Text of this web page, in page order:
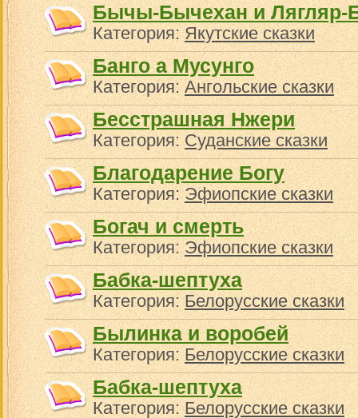
Бычы-Бычехан и Лягляр-
Категория:Якутские сказки
Банго а Мусунго
Категория:Ангольские сказки
Бесстрашная Нжери
Категория:Суданские сказки
Благодарение Богу
Категория:Эфиопские сказки
Богач и смерть
Категория:Эфиопские сказки
Бабка-шептуха
Категория:Белорусские сказки
Былинка и воробей
Категория:Белорусские сказки
Бабка-шептуха
Категория:Белорусские сказки